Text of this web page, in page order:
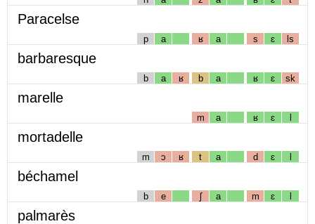
Paracelse
p a ʁ a s ɛ ls
barbaresque
b a ʁ b a ʁ ɛ sk
marelle
m a ʁ ɛ l
mortadelle
m ɔ ʁ t a d ɛ l
béchamel
b e ʃ a m ɛ l
palmarès